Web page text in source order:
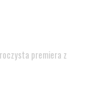
premiera z